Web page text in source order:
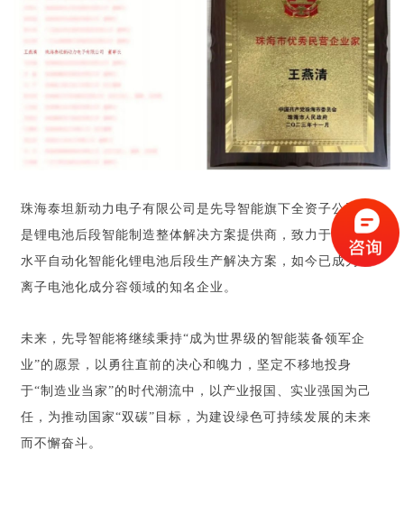
珠海泰坦新动力电子有限公司是先导智能旗下全资子公司，
是锂电池后段智能制造整体解决方案提供商，致力于打造高
水平自动化智能化锂电池后段生产解决方案，如今已成为锂
离子电池化成分容领域的知名企业。
未来，先导智能将继续秉持“成为世界级的智能装备领军企
业”的愿景，以勇往直前的决心和魄力，坚定不移地投身
于“制造业当家”的时代潮流中，以产业报国、实业强国为己
任，为推动国家“双碳”目标，为建设绿色可持续发展的未来
而不懈奋斗。